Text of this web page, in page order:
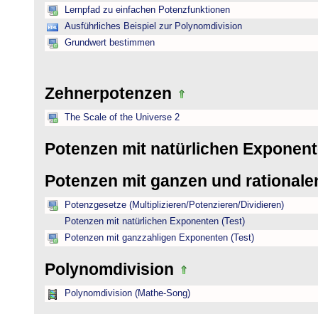
Lernpfad zu einfachen Potenzfunktionen
Ausführliches Beispiel zur Polynomdivision
Grundwert bestimmen
Zehnerpotenzen
The Scale of the Universe 2
Potenzen mit natürlichen
Potenzen mit ganzen und
Potenzgesetze (Multiplizieren/Potenzieren/Dividieren)
Potenzen mit natürlichen Exponenten (Test)
Potenzen mit ganzzahligen Exponenten (Test)
Polynomdivision
Polynomdivision (Mathe-Song)